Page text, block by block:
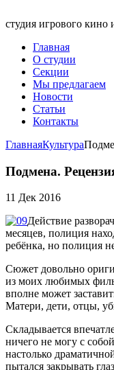
студия игрового кино
Главная
О студии
Секции
Мы предлагаем
Новости
Статьи
Контакты
ГлавнаяКультура
Подмена.
11 Дек 2016
Действие
месяцев, полиция
ребёнка, но полиция
Сюжет довольно
из моих любимых
вполне может
Матери, дети, отцы,
Складывается
ничего не могу с
настолько
пытался закрывать